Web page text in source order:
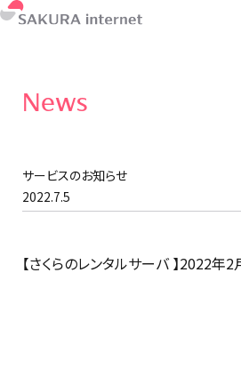
News
サービスのお知らせ
2022.7.5
【さくらのレンタルサーバ 】2022